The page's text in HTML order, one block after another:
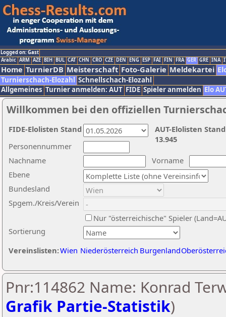
Logged on: Gast
Arabic ARM AZE BIH BUL CAT CHN CRO CZE DEN ENG ESP FAI FIN FRA GER GRE INA
Home TurnierDB Meisterschaft Foto-Galerie Meldekartei
Turnierschach-Elozahl Schnellschach-Elozahl
Allgemeines Turnier anmelden: AUT FIDE Spieler anmelden Elo
Willkommen bei den offiziellen
Nachname
Vorname
Ebene
Sortierung
Personennummer
Bundesland
Spgem./Kreis/Verein
Nur "österreichische" Spieler
Vereinslisten:Wien Niederösterreich Burgenland
AUT-Elolisten
13.945
FIDE-Elolisten Stand
Pnr:114862 Name: Konrad
Grafik Partie-Statistik)